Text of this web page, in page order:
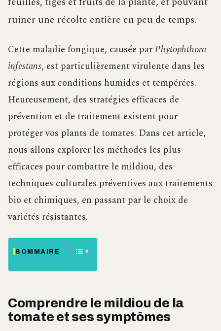
ruiner une récolte entière en peu de temps.
Cette maladie fongique, causée parPhytophthora
infestans, est particulièrement virulente dans les
régions aux conditions humides et tempérées.
Heureusement, des stratégies efficaces de
prévention et de traitement existent pour
protéger vos plants de tomates. Dans cet article,
nous allons explorer les méthodes les plus
efficaces pour combattre le mildiou, des
techniques culturales préventives aux traitements
bio et chimiques, en passant par le choix de
variétés résistantes.
SOMMAIRE
Comprendre le mildiou de la
tomate et ses symptômes